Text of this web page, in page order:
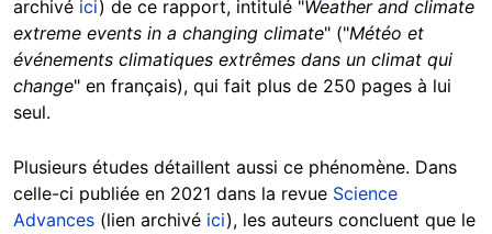
archivé ici) de ce rapport, intitulé "Weather and climate
extreme events in a changing climate" ("Météo et
événements climatiques extrêmes dans un climat qui
change" en français), qui fait plus de 250 pages à lui
seul.
Plusieurs études détaillent aussi ce phénomène. Dans
celle-ci publiée en 2021 dans la revue Science
Advances (lien archivé ici), les auteurs concluent que le